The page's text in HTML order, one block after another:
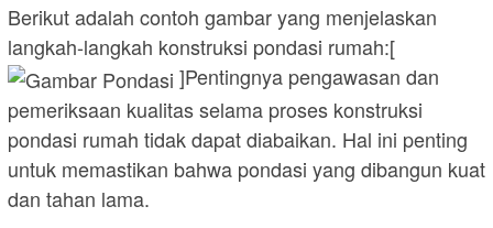
Berikut adalah contoh gambar yang menjelaskan
langkah-langkah konstruksi pondasi rumah:[
]Pentingnya pengawasan dan
pemeriksaan kualitas selama proses konstruksi
pondasi rumah tidak dapat diabaikan. Hal ini penting
untuk memastikan bahwa pondasi yang dibangun kuat
dan tahan lama.